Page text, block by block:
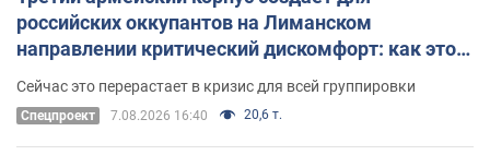
российских оккупантов на Лиманском
направлении критический дискомфорт: как это
удалось
Сейчас это перерастает в кризис для всей группировки
Спецпроект 7.08.2026 16:40 20,6 т.